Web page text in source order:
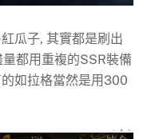
瓜子, 其實都是刷出
都用重複的SSR裝備
如拉格當然是用300